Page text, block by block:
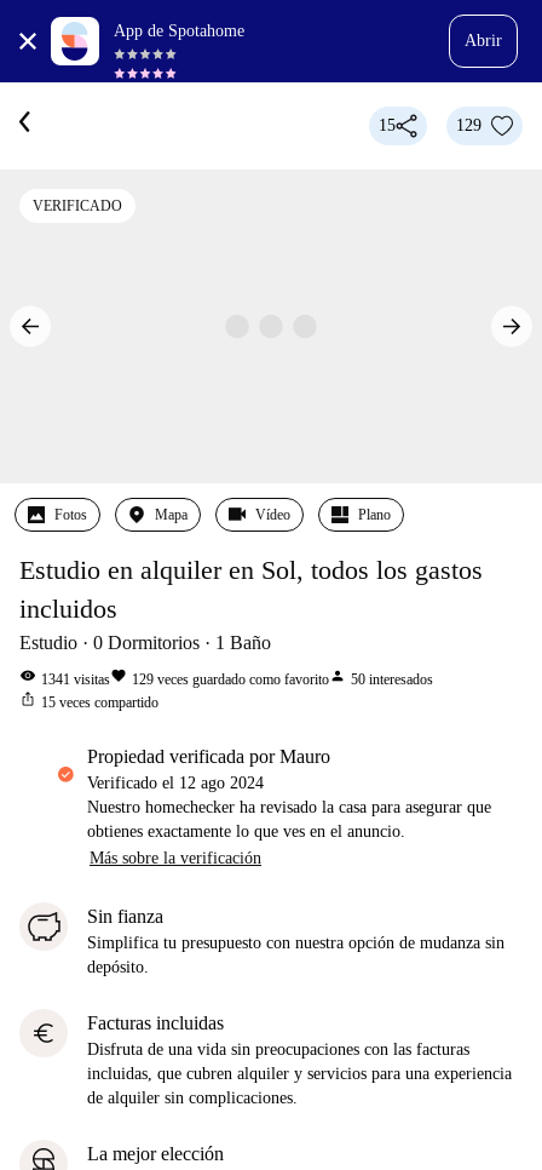
App de Spotahome
Abrir
15 129
VERIFICADO
Fotos Mapa Vídeo Plano
Estudio en alquiler en Sol, todos los gastos
incluidos
Estudio 0 Dormitorios 1 Baño
visibility 1341 visitasfavorite 129 veces guardado como favoritoperson 50 interesados
ios_share 15 veces compartido
propiedad verificada por Mauro
Verificado el 12 ago 2024
Nuestro homechecker ha revisado la casa para asegurar que
obtienes exactamente lo que ves en el anuncio.
Más sobre la verificación
Sin fianza
Simplifica tu presupuesto con nuestra opción de mudanza sin
depósito.
euro Facturas incluidas
Disfruta de una vida sin preocupaciones con las facturas
incluidas, que cubren alquiler y servicios para una experiencia
de alquiler sin complicaciones.
La mejor elección